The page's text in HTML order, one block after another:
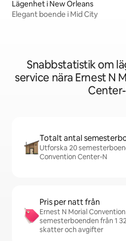
Lägenhet i New Orleans
Elegant boende i Mid City
Snabbstatistik om
service nära Ernest N
Totalt antal
Utforska 20
Convention Center-N
Pris per natt från
Ernest N Morial
semesterboenden från 1
skatter och avgifter